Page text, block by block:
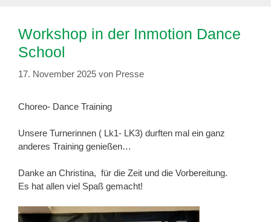
Workshop in der Inmotion Dance
School
17. November 2025 von Presse
Choreo- Dance Training
Unsere Turnerinnen ( Lk1- LK3) durften mal ein ganz
anderes Training genießen…
Danke an Christina, für die Zeit und die Vorbereitung.
Es hat allen viel Spaß gemacht!